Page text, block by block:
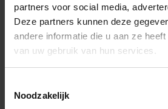
partners voor social media,
Deze partners kunnen deze
andere informatie die u aan ze
van uw gebruik van hun services.
Noodzakelijk